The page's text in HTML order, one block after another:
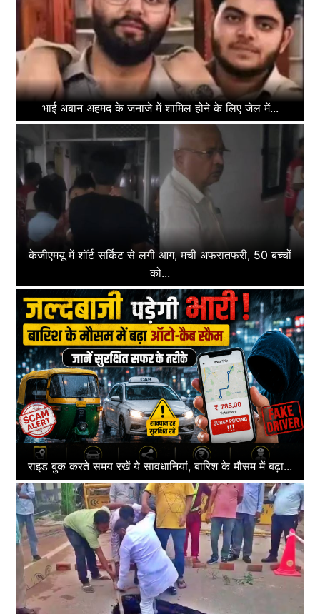
भाई अबान अहमद के जनाजे में शामिल होने के लिए जेल में...
केजीएमयू में शॉर्ट सर्किट से लगी आग, मची अफरातफरी, 50 बच्चों
को...
राइड बुक करते समय रखें ये सावधानियां, बारिश के मौसम में बढ़ा...